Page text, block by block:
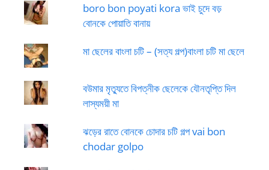
boro bon poyati kora ভাই চুদে বড়
বোনকে পোয়াতি বানায়
মা ছেলের বাংলা চটি – (সত্য গল্প)বাংলা চটি মা ছেলে
বউমার মৃত্যুতে বিপত্নীক ছেলেকে যৌনতৃপ্তি দিল
লাস্যময়ী মা
ঝড়ের রাতে বোনকে চোদার চটি গল্প vai bon
chodar golpo